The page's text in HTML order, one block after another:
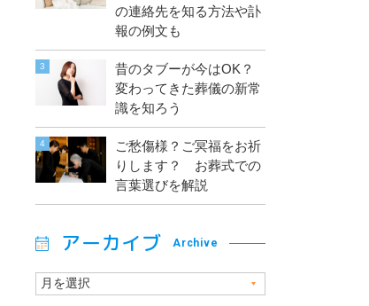
の連絡先を知る方法や訃
報の例文も
昔のタブーが今はOK？
変わってきた葬儀の新常
識を知ろう
ご愁傷様？ご冥福をお祈
りします？ お葬式での
言葉選びを解説
アーカイブ Archive